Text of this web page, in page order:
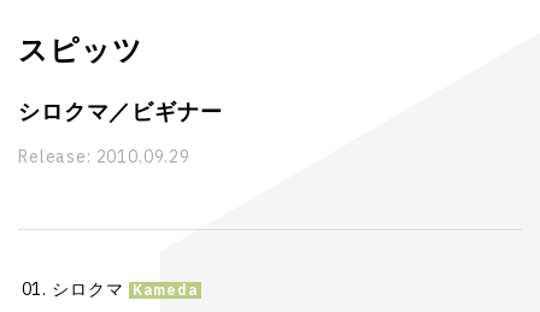
スピッツ
シロクマ／ビギナー
Release: 2010.09.29
シロクマ